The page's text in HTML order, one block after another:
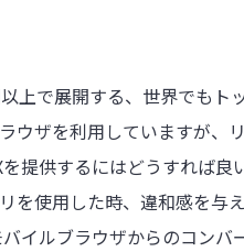
上で展開する、世界でも
ウザを利用していますが、
提供するにはどうすれば
を使用した時、違和感を与
イルブラウザからのコン